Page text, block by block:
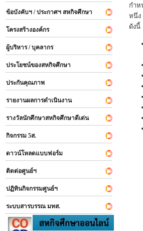
ข้อบังคับฯ / ประกาศฯ สหกิจศึกษา
โครงสร้างองค์กร
ผู้บริหาร / บุคลากร
ประโยชน์ของสหกิจศึกษา
ประกันคุณภาพ
รายงานผลการดำเนินงาน
รางวัลนักศึกษาสหกิจศึกษาดีเด่น
กิจกรรม 5ส.
ดาวน์โหลดแบบฟอร์ม
ติดต่อศูนย์ฯ
ปฏิทินกิจกรรมศูนย์ฯ
ระบบสารบรรณ มทส.
กำห
หนึ่ง
ดังนี้